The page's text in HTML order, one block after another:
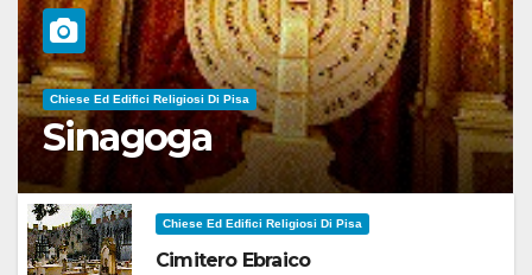
Chiese Ed Edifici Religiosi Di Pisa
Sinagoga
Chiese Ed Edifici Religiosi Di Pisa
Cimitero Ebraico